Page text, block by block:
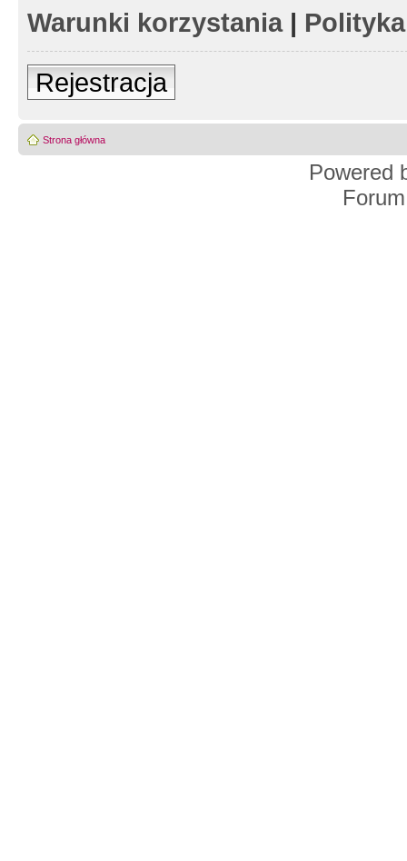
Warunki korzystania|
Rejestracja
Strona główna
Powered